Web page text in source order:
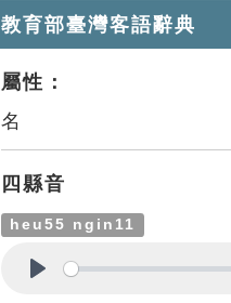
教育部臺灣客語辭典
屬性：
名
四縣音
heu55 ngin11